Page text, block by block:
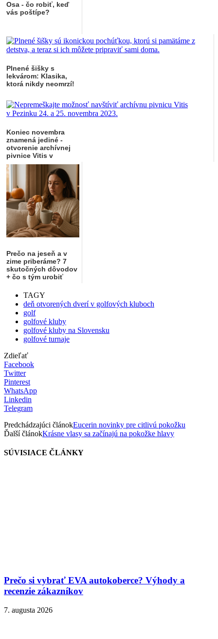
Osa - čo robiť, keď
vás poštípe?
Plnené šišky s
lekvárom: Klasika,
ktorá nikdy neomrzí!
Koniec novembra
znamená jediné -
otvorenie archívnej
pivnice Vitis v
Pezinku
Prečo na jeseň a v
zime priberáme? 7
skutočných dôvodov
+ čo s tým urobiť
TAGY
deň otvorených dverí v golfových kluboch
golf
golfové kluby
golfové kluby na Slovensku
golfové turnaje
Zdieľať
Facebook
Twitter
Pinterest
WhatsApp
Linkedin
Telegram
Predchádzajúci článokEucerin novinky pre citlivú pokožku
Ďalší článokKrásne vlasy sa začínajú na pokožke hlavy
SÚVISIACE ČLÁNKY
Prečo si vybrať EVA autokoberce? Výhody a
recenzie zákazníkov
7. augusta 2026